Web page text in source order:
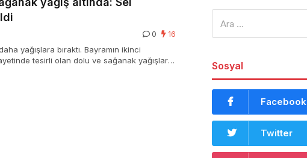
0 16
yağışlara bıraktı. Bayramın ikinci
tesirli olan dolu ve sağanak yağışlar
Sosyal
Facebook
Twitter